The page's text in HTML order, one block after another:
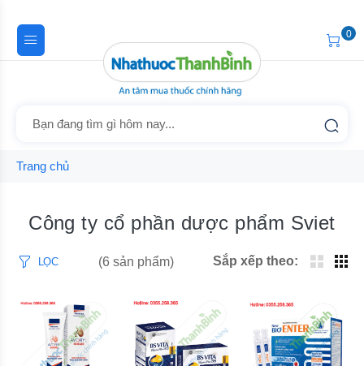
0
Trang chủ
Công ty cổ phần dược phẩm Sviet
LỌC (6 sản phẩm) Sắp xếp theo: